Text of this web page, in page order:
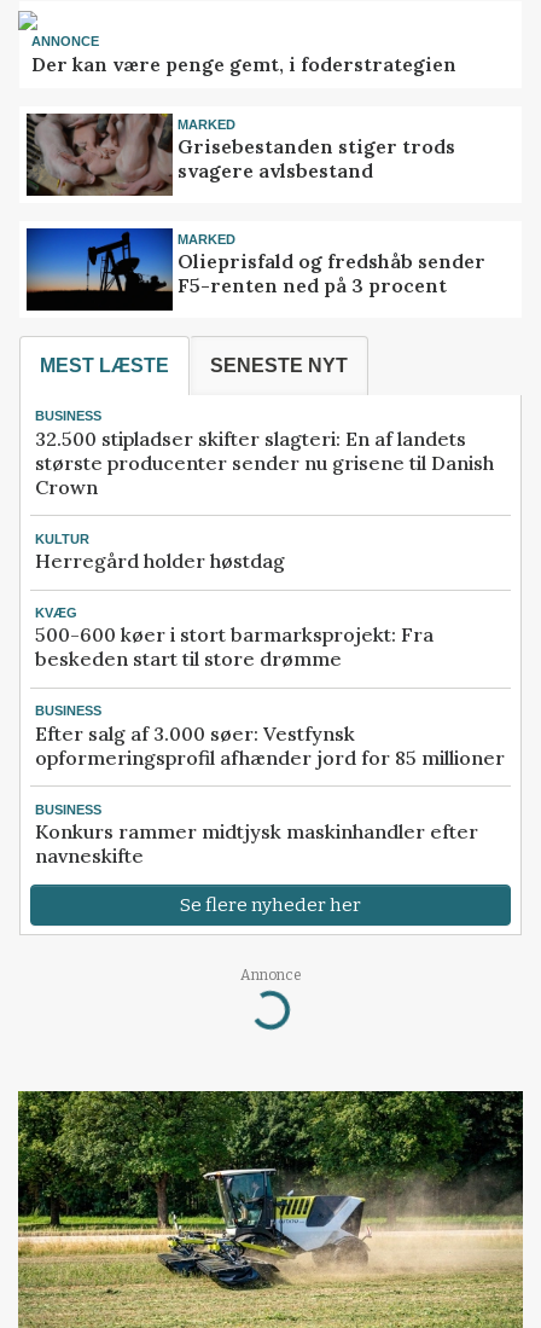
ANNONCE
Der kan være penge gemt, i foderstrategien
MARKED
Grisebestanden stiger trods
svagere avlsbestand
MARKED
Olieprisfald og fredshåb sender
F5-renten ned på 3 procent
MEST LÆSTE SENESTE NYT
BUSINESS
32.500 stipladser skifter slagteri: En af landets
største producenter sender nu grisene til Danish
Crown
KULTUR
Herregård holder høstdag
KVÆG
500-600 køer i stort barmarksprojekt: Fra
beskeden start til store drømme
BUSINESS
Efter salg af 3.000 søer: Vestfynsk
opformeringsprofil afhænder jord for 85 millioner
BUSINESS
Konkurs rammer midtjysk maskinhandler efter
navneskifte
Se flere nyheder her
Annonce
Loading...